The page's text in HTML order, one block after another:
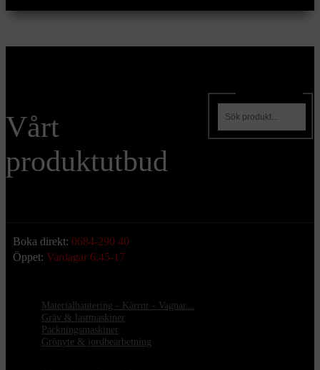
Vårt
produktutbud
Boka direkt: 0684-290 40
Öppet: Vardagar 6.45-17
Materialhantering - Kärror - Vagnar...
Gräv & lastmaskiner
Packningsmaskiner
Grönyte & jordbearbetning